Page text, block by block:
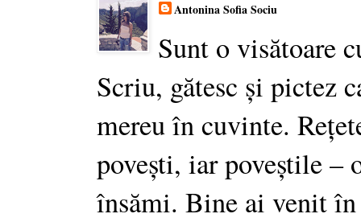
Antonina Sofia Sociu
Sunt o visătoare
Scriu, gătesc și pictez
mereu în cuvinte.
povești, iar poveștile –
însămi. Bine ai venit